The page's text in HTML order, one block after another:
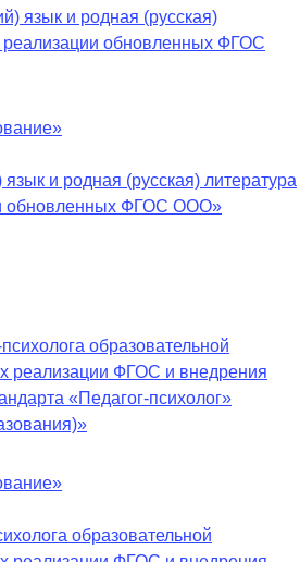
и родная (русская) литература
обновленных ФГОС ООО»
образовательной